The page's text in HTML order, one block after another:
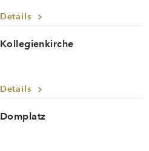
Details
Kollegienkirche
Details
Domplatz